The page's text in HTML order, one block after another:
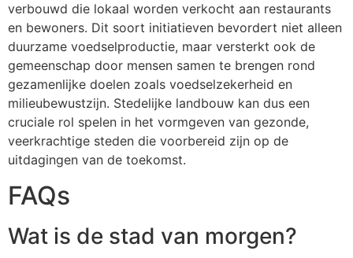
verbouwd die lokaal worden verkocht aan restaurants
en bewoners. Dit soort initiatieven bevordert niet alleen
duurzame voedselproductie, maar versterkt ook de
gemeenschap door mensen samen te brengen rond
gezamenlijke doelen zoals voedselzekerheid en
milieubewustzijn. Stedelijke landbouw kan dus een
cruciale rol spelen in het vormgeven van gezonde,
veerkrachtige steden die voorbereid zijn op de
uitdagingen van de toekomst.
FAQs
Wat is de stad van morgen?